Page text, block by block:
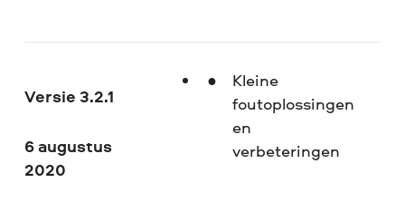
Versie 3.2.1
6 augustus
2020
Kleine
foutoplossingen
en
verbeteringen